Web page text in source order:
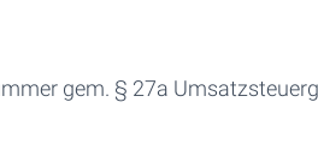
gem. § 27a